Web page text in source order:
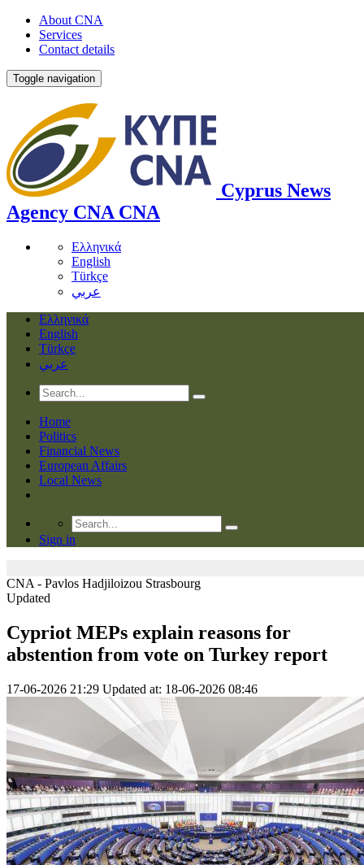
About CNA
Services
Contact details
Toggle navigation
Cyprus News
Agency CNA CNA
Ελληνικά
English
Türkçe
عربي
Ελληνικά
English
Türkçe
عربي
Home
Politics
Financial News
European Affairs
Local News
Sign in
CNA - Pavlos Hadjiloizou Strasbourg
Updated
Cypriot MEPs explain reasons for
abstention from vote on Turkey report
17-06-2026 21:29 Updated at: 18-06-2026 08:46